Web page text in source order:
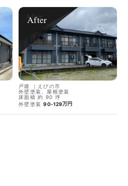
After
戸建 ｜
えびの市
外壁塗装、屋根塗装
床面積 約 90 坪
外壁塗装 90-129万円